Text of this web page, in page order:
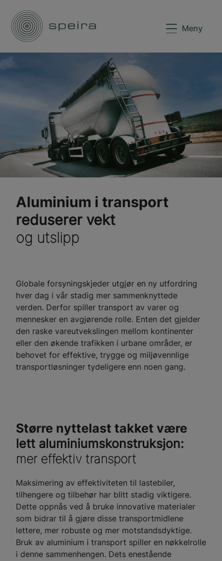
Meny
Aluminium i transport
reduserer vekt
og utslipp
Globale forsyningskjeder utgjør en ny utfordring
hver dag i vår stadig mer sammenknyttede
verden. Derfor spiller transport av varer og
mennesker en avgjørende rolle. Enten det gjelder
den raske vareutvekslingen mellom kontinenter
eller den økende trafikken i urbane områder, er
behovet for effektive, trygge og miljøvennlige
transportløsninger tydeligere enn noen gang.
Større nyttelast takket være
lett aluminiumskonstruksjon:
mer effektiv transport
Maksimering av effektiviteten til lastebiler,
tilhengere og tilbehør har blitt stadig viktigere.
Dette oppnås ved å bruke innovative materialer
som bidrar til å gjøre disse transportmidlene
lettere, mer robuste og mer motstandsdyktige.
Bruk av aluminium i transport spiller en nøkkelrolle
i denne sammenhengen. Dets enestående